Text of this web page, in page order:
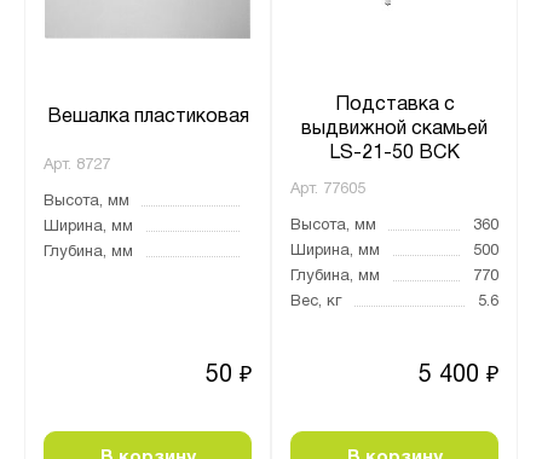
Вешалка пластиковая
Арт. 8727
Высота, мм
Ширина, мм
Глубина, мм
50 ₽
Подставка с
выдвижной скамьей
LS-21-50 ВСК
Арт. 77605
Высота, мм
360
Ширина, мм
500
Глубина, мм
770
Вес, кг
5.6
5 400 ₽